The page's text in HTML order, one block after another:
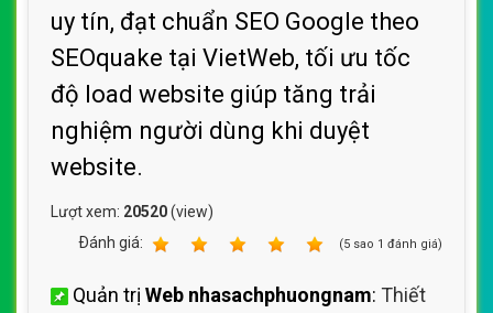
uy tín, đạt chuẩn SEO Google theo
SEOquake tại VietWeb, tối ưu tốc
độ load website giúp tăng trải
nghiệm người dùng khi duyệt
website.
Lượt xem: 20520(view)
Ðánh giá:
(5 sao 1 đánh giá)
Quản trị Web nhasachphuongnam: Thiết